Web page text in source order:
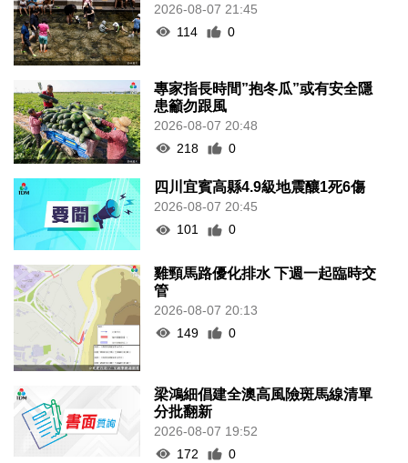
2026-08-07 21:45
114
0
專家指長時間”抱冬瓜”或有安全隱
患籲勿跟風
2026-08-07 20:48
218
0
四川宜賓高縣4.9級地震釀1死6傷
2026-08-07 20:45
101
0
雞頸馬路優化排水 下週一起臨時交
管
2026-08-07 20:13
149
0
梁鴻細倡建全澳高風險斑馬線清單
分批翻新
2026-08-07 19:52
172
0